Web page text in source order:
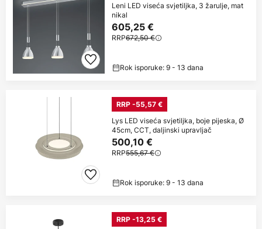
Leni LED viseća svjetiljka, 3 žarulje, mat
nikal
605,25 €
RRP672,50 €
Rok isporuke: 9 - 13 dana
RRP -55,57 €
Lys LED viseća svjetiljka, boje pijeska, Ø
45cm, CCT, daljinski upravljač
500,10 €
RRP555,67 €
Rok isporuke: 9 - 13 dana
RRP -13,25 €